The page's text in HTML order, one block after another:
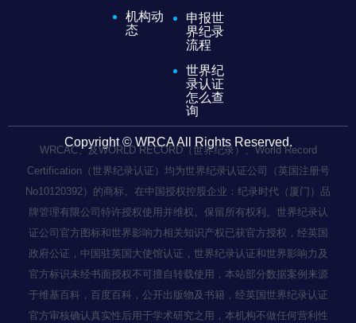
机构动
态
申报世
界纪录
流程
世界纪
录认证
怎么查
询
Copyright © WRCA All Rights Reserved.
WRCAC、及WORLD RECORD（世界纪录）、World Record
Certification（世界纪录认证）均为世界纪录认证公司（英国注册号
No10120392）的商标。在中国授权控股企业：纪录时代（厦门）品
牌管理有限公司特许授权使用并维权。保留所有权利。世界纪录认
证公司官方图标和世界影响力相关知识产权已获官方授权，经英国
政府公证，中国驻英国大使馆认证，世界纪录认证和世界影响力及
官方标识未经书面授权不可擅自转载使用，本站部分数据案例来源
于维基百科，百度百科，公开出版物及书籍，经英国世界纪录认证
官方审核确认真实性后用于学术研究之用，本机构不做任何营利性